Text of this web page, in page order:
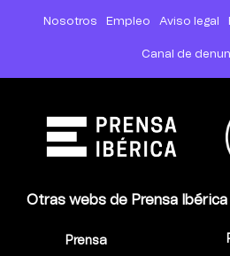
Nosotros Empleo Aviso legal
Canal de
Otras webs de Prensa Ibérica
Prensa